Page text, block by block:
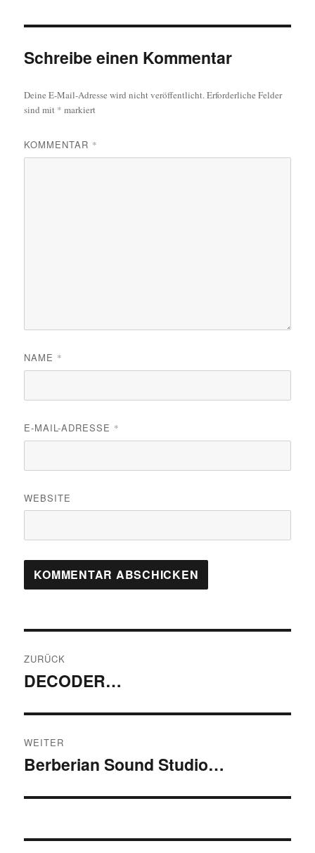
Schreibe einen Kommentar
Deine E-Mail-Adresse wird nicht veröffentlicht. Erforderliche Felder
sind mit * markiert
KOMMENTAR *
NAME *
E-MAIL-ADRESSE *
WEBSITE
ZURÜCK
Vorheriger
DECODER…
WEITER
Nächster
Berberian Sound Studio…